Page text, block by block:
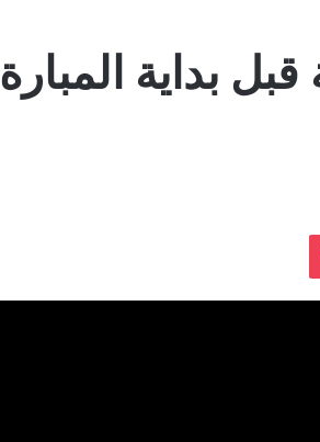
بداية المبارة
بوكيت